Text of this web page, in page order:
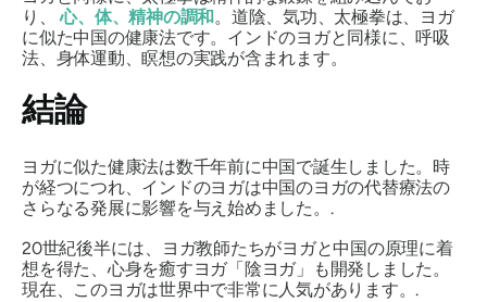
り、心、体、精神の調和。道陰、気功、太極拳は、ヨガ
に似た中国の健康法です。インドのヨガと同様に、呼吸
法、身体運動、瞑想の実践が含まれます。
結論
ヨガに似た健康法は数千年前に中国で誕生しました。時
が経つにつれ、インドのヨガは中国のヨガの代替療法の
さらなる発展に影響を与え始めました。.
20世紀後半には、ヨガ教師たちがヨガと中国の原理に着
想を得た、心身を癒すヨガ「陰ヨガ」も開発しました。
現在、このヨガは世界中で非常に人気があります。.